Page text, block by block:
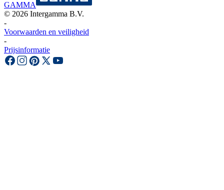
GAMMA
© 2026 Intergamma B.V.
-
Voorwaarden en veiligheid
-
Prijsinformatie